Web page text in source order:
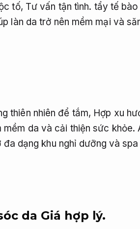
tố, Tư vấn tận tình. tẩy tế
làn da trở nên mềm mại và
thiên nhiên để tắm, Hợp xu
mềm da và cải thiện sức khỏe.
dạng khu nghỉ dưỡng và
da Giá hợp lý.